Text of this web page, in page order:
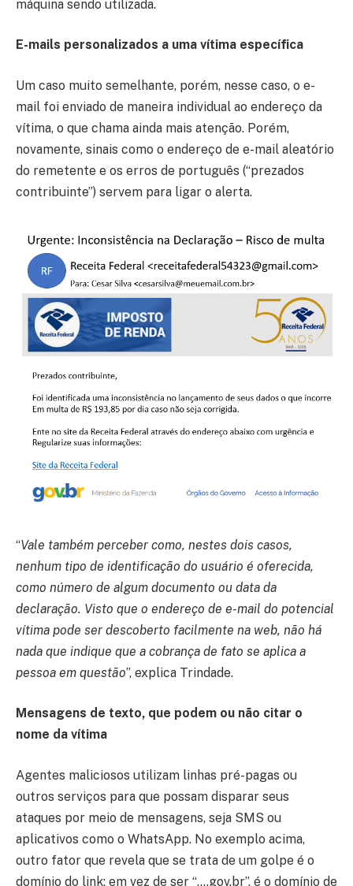
máquina sendo utilizada.
E-mails personalizados a uma vítima específica
Um caso muito semelhante, porém, nesse caso, o e-
mail foi enviado de maneira individual ao endereço da
vítima, o que chama ainda mais atenção. Porém,
novamente, sinais como o endereço de e-mail aleatório
do remetente e os erros de português (“prezados
contribuinte”) servem para ligar o alerta.
“Vale também perceber como, nestes dois casos,
nenhum tipo de identificação do usuário é oferecida,
como número de algum documento ou data da
declaração. Visto que o endereço de e-mail do potencial
vítima pode ser descoberto facilmente na web, não há
nada que indique que a cobrança de fato se aplica a
pessoa em questão”, explica Trindade.
Mensagens de texto, que podem ou não citar o
nome da vítima
Agentes maliciosos utilizam linhas pré-pagas ou
outros serviços para que possam disparar seus
ataques por meio de mensagens, seja SMS ou
aplicativos como o WhatsApp. No exemplo acima,
outro fator que revela que se trata de um golpe é o
domínio do link: em vez de ser “….gov.br”, é o domínio de